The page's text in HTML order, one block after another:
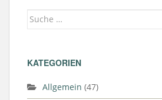
o
k
Suche
KATEGORIEN
Allgemein (47)